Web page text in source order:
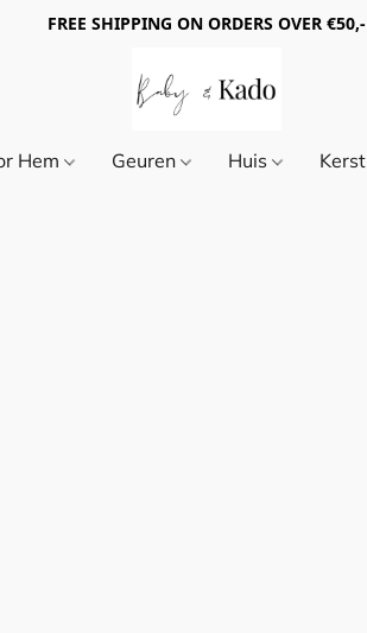
FREE SHIPPING ON ORDERS OVER €50,-
Hem Geuren Huis Kerst